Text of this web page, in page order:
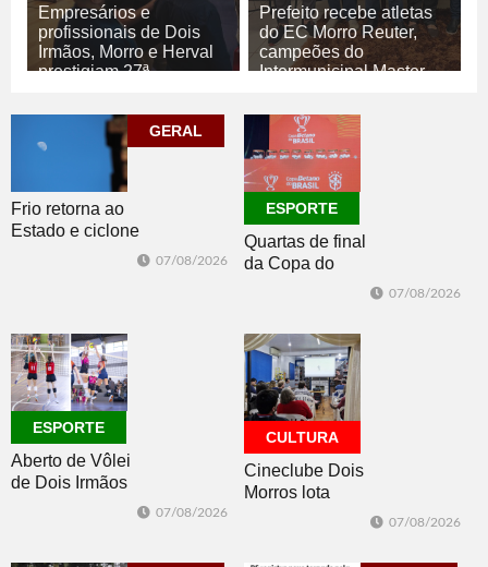
Empresários e
profissionais de Dois
Irmãos, Morro e Herval
prestigiam 27ª
07/08/2026
ECONOMIA
Prefeito recebe atletas
do EC Morro Reuter,
campeões do
Intermunicipal Master
07/08/2026
ESPORTE
GERAL
Frio retorna ao
Estado e ciclone
07/08/2026
ESPORTE
Quartas de final
da Copa do
Brasil 2026: veja
do sorteio
07/08/2026
ESPORTE
Aberto de Vôlei
de Dois Irmãos
07/08/2026
CULTURA
Cineclube Dois
Morros lota
07/08/2026